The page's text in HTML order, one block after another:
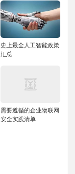
史上最全人工智能政策
汇总
需要遵循的企业物联网
安全实践清单